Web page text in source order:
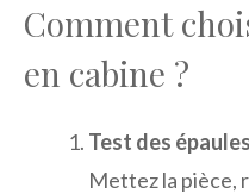
Comment
en cabine ?
Test des épaules
Mettez la pièce,